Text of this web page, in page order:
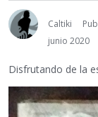
Caltiki
junio 2020
Disfrutando de la